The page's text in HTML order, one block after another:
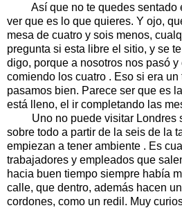
Así que no te quedes sentado
ver que es lo que quieres. Y ojo,
mesa de cuatro y sois menos,
pregunta si esta libre el sitio, y se
digo, porque a nosotros nos pasó
comiendo los cuatro . Eso si era
pasamos bien. Parece ser que es
está lleno, el ir completando las
Uno no puede visitar Londres
sobre todo a partir de la seis de la
empiezan a tener ambiente . Es
trabajadores y empleados que
hacia buen tiempo siempre había
calle, que dentro, además hacen
cordones, como un redil. Muy